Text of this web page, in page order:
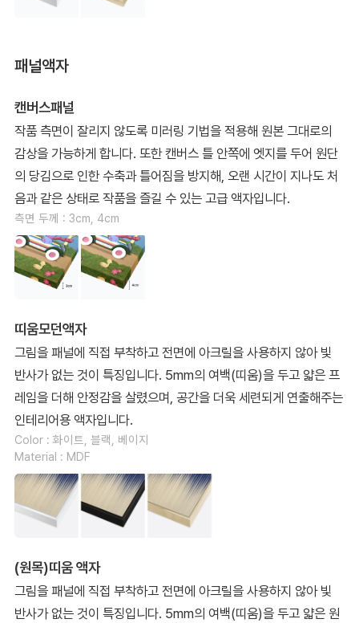
패널액자
캔버스패널
작품 측면이 잘리지 않도록 미러링 기법을 적용해 원본 그대로의
감상을 가능하게 합니다. 또한 캔버스 틀 안쪽에 엣지를 두어 원단
의 당김으로 인한 수축과 틀어짐을 방지해, 오랜 시간이 지나도 처
음과 같은 상태로 작품을 즐길 수 있는 고급 액자입니다.
측면 두께 : 3cm, 4cm
띠움모던액자
그림을 패널에 직접 부착하고 전면에 아크릴을 사용하지 않아 빛
반사가 없는 것이 특징입니다. 5mm의 여백(띠움)을 두고 얇은 프
레임을 더해 안정감을 살렸으며, 공간을 더욱 세련되게 연출해주는
인테리어용 액자입니다.
Color : 화이트, 블랙, 베이지
Material : MDF
(원목)띠움 액자
그림을 패널에 직접 부착하고 전면에 아크릴을 사용하지 않아 빛
반사가 없는 것이 특징입니다. 5mm의 여백(띠움)을 두고 얇은 원